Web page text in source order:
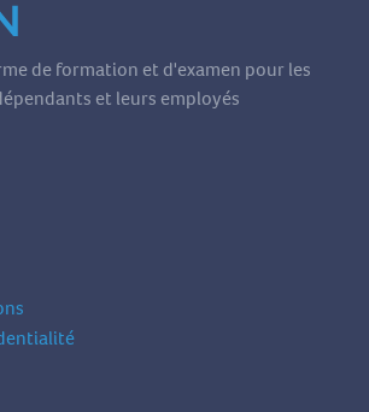
de formation et d'examen pour les
et leurs employés